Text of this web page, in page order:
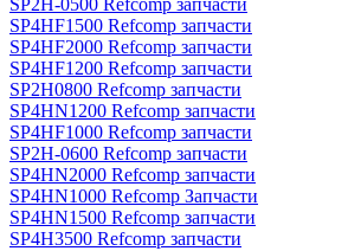
SP2H-0500 Refcomp запчасти
SP4HF1500 Refcomp запчасти
SP4HF2000 Refcomp запчасти
SP4HF1200 Refcomp запчасти
SP2H0800 Refcomp запчасти
SP4HN1200 Refcomp запчасти
SP4HF1000 Refcomp запчасти
SP2H-0600 Refcomp запчасти
SP4HN2000 Refcomp запчасти
SP4HN1000 Refcomp Запчасти
SP4HN1500 Refcomp запчасти
SP4H3500 Refcomp запчасти